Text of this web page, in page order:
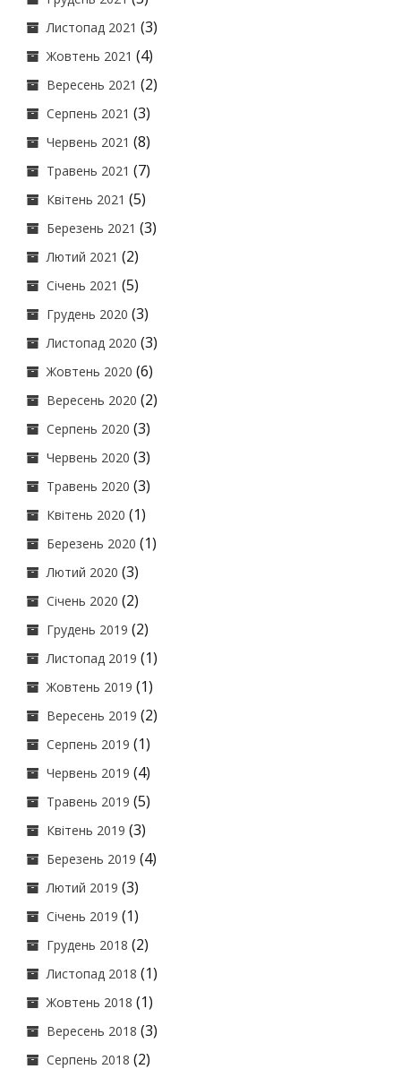
Листопад 2021 (3)
Жовтень 2021 (4)
Вересень 2021 (2)
Серпень 2021 (3)
Червень 2021 (8)
Травень 2021 (7)
Квітень 2021 (5)
Березень 2021 (3)
Лютий 2021 (2)
Січень 2021 (5)
Грудень 2020 (3)
Листопад 2020 (3)
Жовтень 2020 (6)
Вересень 2020 (2)
Серпень 2020 (3)
Червень 2020 (3)
Травень 2020 (3)
Квітень 2020 (1)
Березень 2020 (1)
Лютий 2020 (3)
Січень 2020 (2)
Грудень 2019 (2)
Листопад 2019 (1)
Жовтень 2019 (1)
Вересень 2019 (2)
Серпень 2019 (1)
Червень 2019 (4)
Травень 2019 (5)
Квітень 2019 (3)
Березень 2019 (4)
Лютий 2019 (3)
Січень 2019 (1)
Грудень 2018 (2)
Листопад 2018 (1)
Жовтень 2018 (1)
Вересень 2018 (3)
Серпень 2018 (2)